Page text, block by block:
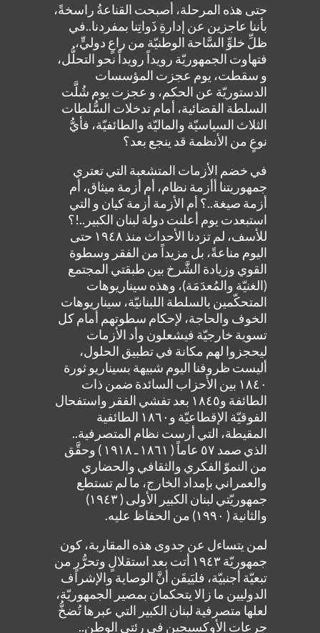
حتى هذه المرحلة، أصبحت القناعةُ راسخةً،
بأننا عاجزين عن إدارةِ ذَواتِنا بمفردنا..في
ظلِّ خلوِّ السَّاحة الوطنيّة من راعٍ دوليٍّ،
فتهاوت الجمهوريّة رويداً رويداً نحو التحلُّل،
و سقطت، يوم عجزت المؤسسات
الدستوريّة عن الحكم، و عجزت يوم شُلَّت
السلطة القضائية، أمام تدخلات السُّلطات
الثلاث السياسيّة والماليّة والطائفيّة، فأيُّ
نوعٍ من الأنظمة قد ينجع بعد؟
في خضم الأزمات المتشعبة التي تعتري
جمهوريتنا أأزمة نظام، أم أزمة ميثاق، أم
أزمة صيغة..؟ أم الأزمة أزمة كيان و التي
استبعدت يوم أعلنت دولة لبنان الكبير..!؟
للأسف، لم تزدنا الأحداث منذ ١٩٤٨ حتى
اليوم مناعةً، بل مزيداً من الفقر وسطوة
القوي وزيادة الشَّرخ بين طبقتي المجتمع
(الغنيّة والمُعدَمَة)، وهذه سيناريوهات
المتحكّمين بالسلطة اللبنانيّة، سيناريوهات
الخوف والحاجة، لإحكام سطوتهم أمام كل
تسوية خارجيّة فيشعلون وأد الأزمات
ليحجزوا لهم مكانة في تطبيق الحلول،
أليست ظروفنا اليوم شبيهة بسيناريو ثورة
١٨٤٠ بين الأحزاب السائدة ضمن ذات
الطائفة و١٨٤٥ بعد تفشي الفقر واستفحال
الفوقيّة الإقطاعيّة و١٨٦٠ الطائفية
المقيطة، التي أرست نظام المتصرفية..
الذي صمد ٥٧ عاماً ( ١٨٦١ ـ ١٩١٨ ) وحقَّق
من النموّ الفكري والثقافي والحضاري
والعمراني بإمداد الخارج، ما لم تستطع
جمهوريّتي لبنان الكبير الأولى ( ١٩٤٣)
والثانية ( ١٩٩٠) من الحفاظ عليه.
لمن يتساءل عن جدوى هذه المقاربة، كون
جمهوريّة ١٩٤٣ أتت بعد استقلالٍ وتحرُّرٍ من
تبعيّة أجنبيّة، فليَيقَن أنَّ الوصاية والإشراف
الدوليين ما زالا يتحكمان بمصير الجمهوريّة،
لعلها متصرفية لبنان الكبير التي عبرها تُضخُّ
جرعات الأوكسيجين في رئتي الوطن..